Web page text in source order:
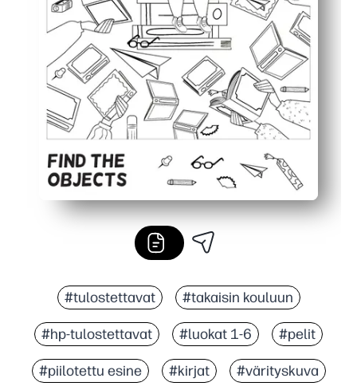
#tulostettavat #takaisin kouluun
#hp-tulostettavat #luokat 1-6 #pelit
#piilotettu esine #kirjat #värityskuva